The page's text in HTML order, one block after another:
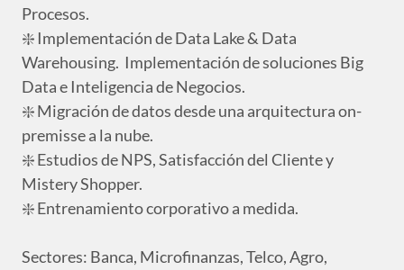
Procesos.
❇️ Implementación de Data Lake & Data
Warehousing. Implementación de soluciones Big
Data e Inteligencia de Negocios.
❇️ Migración de datos desde una arquitectura on-
premisse a la nube.
❇️ Estudios de NPS, Satisfacción del Cliente y
Mistery Shopper.
❇️ Entrenamiento corporativo a medida.
Sectores: Banca, Microfinanzas, Telco, Agro,